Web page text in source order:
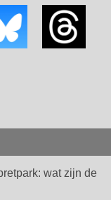
wat zijn de